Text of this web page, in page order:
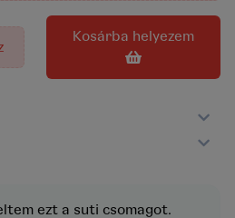
ezt a suti csomagot.